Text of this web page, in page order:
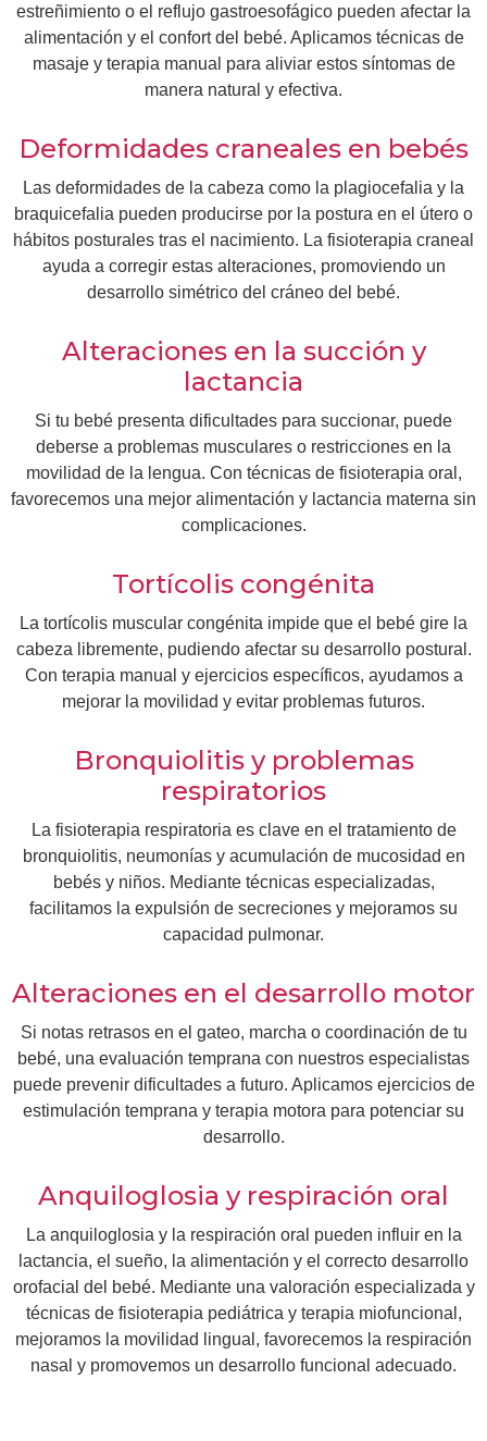
estreñimiento o el reflujo gastroesofágico pueden afectar la
alimentación y el confort del bebé. Aplicamos técnicas de
masaje y terapia manual para aliviar estos síntomas de
manera natural y efectiva.
Deformidades craneales en bebés
Las deformidades de la cabeza como la plagiocefalia y la
braquicefalia pueden producirse por la postura en el útero o
hábitos posturales tras el nacimiento. La fisioterapia craneal
ayuda a corregir estas alteraciones, promoviendo un
desarrollo simétrico del cráneo del bebé.
Alteraciones en la succión y
lactancia
Si tu bebé presenta dificultades para succionar, puede
deberse a problemas musculares o restricciones en la
movilidad de la lengua. Con técnicas de fisioterapia oral,
favorecemos una mejor alimentación y lactancia materna sin
complicaciones.
Tortícolis congénita
La tortícolis muscular congénita impide que el bebé gire la
cabeza libremente, pudiendo afectar su desarrollo postural.
Con terapia manual y ejercicios específicos, ayudamos a
mejorar la movilidad y evitar problemas futuros.
Bronquiolitis y problemas
respiratorios
La fisioterapia respiratoria es clave en el tratamiento de
bronquiolitis, neumonías y acumulación de mucosidad en
bebés y niños. Mediante técnicas especializadas,
facilitamos la expulsión de secreciones y mejoramos su
capacidad pulmonar.
Alteraciones en el desarrollo motor
Si notas retrasos en el gateo, marcha o coordinación de tu
bebé, una evaluación temprana con nuestros especialistas
puede prevenir dificultades a futuro. Aplicamos ejercicios de
estimulación temprana y terapia motora para potenciar su
desarrollo.
Anquiloglosia y respiración oral
La anquiloglosia y la respiración oral pueden influir en la
lactancia, el sueño, la alimentación y el correcto desarrollo
orofacial del bebé. Mediante una valoración especializada y
técnicas de fisioterapia pediátrica y terapia miofuncional,
mejoramos la movilidad lingual, favorecemos la respiración
nasal y promovemos un desarrollo funcional adecuado.